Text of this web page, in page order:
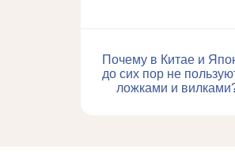
Почему в Китае и
до сих пор не
ложками и